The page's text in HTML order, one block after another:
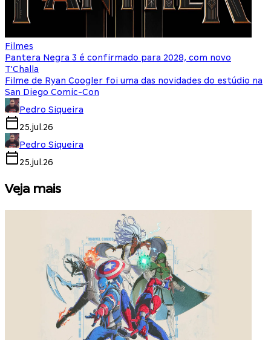
Filmes
Pantera Negra 3 é confirmado para 2028, com novo
T'Challa
Filme de Ryan Coogler foi uma das novidades do estúdio na
San Diego Comic-Con
Pedro Siqueira
25.jul.26
Pedro Siqueira
25.jul.26
Veja mais